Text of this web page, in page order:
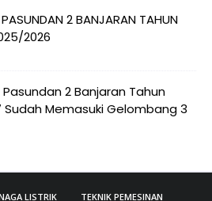
2 BANJARAN TAHUN
2026
Pasundan 2 Banjaran Tahun
Sudah Memasuki Gelombang 3
LISTRIK TEKNIK PEMESINAN